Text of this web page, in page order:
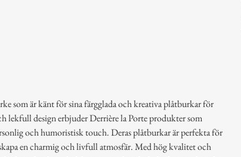
som är känt för sina färgglada och kreativa plåtburkar för
lekfull design erbjuder Derrière la Porte produkter som
och humoristisk touch. Deras plåtburkar är perfekta för
en charmig och livfull atmosfär. Med hög kvalitet och